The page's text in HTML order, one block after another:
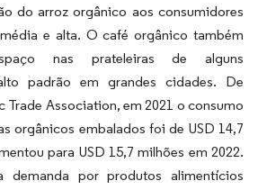
do arroz orgânico aos consumidores
e alta. O café orgânico também
nas prateleiras de alguns
padrão em grandes cidades. De
Association, em 2021 o consumo
orgânicos embalados foi de USD 14,7
para USD 15,7 milhões em 2022.
demanda por produtos alimentícios